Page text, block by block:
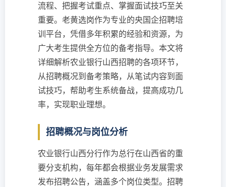
流程、把握考试重点、掌握面试技巧至关
重要。老黄选岗作为专业的央国企招聘培
训平台，凭借多年积累的经验和资源，为
广大考生提供全方位的备考指导。本文将
详细解析农业银行山西招聘的各项环节，
从招聘概况到备考策略，从笔试内容到面
试技巧，帮助考生系统备战，提高成功几
率，实现职业理想。
招聘概况与岗位分析
农业银行山西分行作为总行在山西省的重
要分支机构，每年都会根据业务发展需求
发布招聘公告，涵盖多个岗位类型。招聘